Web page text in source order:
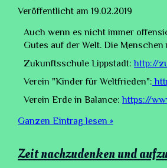
Veröffentlicht am 19.02.2019
Auch wenn es nicht immer
Gutes auf der Welt. Die
Zukunftsschule Lippstadt:http://
Verein "Kinder für Weltfrieden":
Verein Erde in Balance:https://
Ganzen Eintrag lesen »
Zeit nachzudenken und